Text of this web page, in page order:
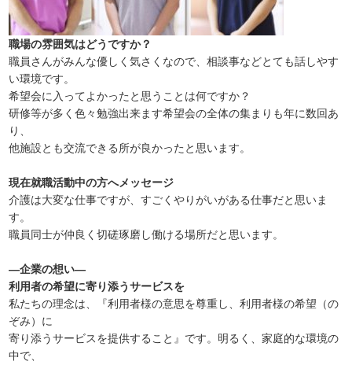
職場の雰囲気はどうですか？
職員さんがみんな優しく気さくなので、相談事などとても話しやす
い環境です。
希望会に入ってよかったと思うことは何ですか？
研修等が多く色々勉強出来ます希望会の全体の集まりも年に数回あ
り、
他施設とも交流できる所が良かったと思います。
現在就職活動中の方へメッセージ
介護は大変な仕事ですが、すごくやりがいがある仕事だと思いま
す。
職員同士が仲良く切磋琢磨し働ける場所だと思います。
―企業の想い―
利用者の希望に寄り添うサービスを
私たちの理念は、『利用者様の意思を尊重し、利用者様の希望（の
ぞみ）に
寄り添うサービスを提供すること』です。明るく、家庭的な環境の
中で、